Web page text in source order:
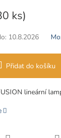
ks)
10.8.2026
Přidat do košíku
lineární